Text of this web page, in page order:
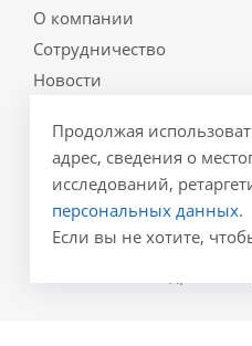
О компании
Сотрудничество
Новости
Политика
Реквизиты
Результаты СОУТ
Продолжая
адрес, сведения о
исследований,
персональных данных.
Если вы не хотите,